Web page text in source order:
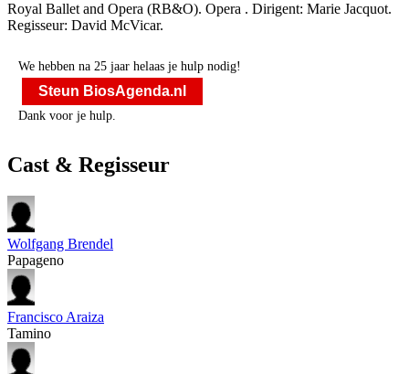
Royal Ballet and Opera (RB&O). Opera . Dirigent: Marie Jacquot.
Regisseur: David McVicar.
We hebben na 25 jaar helaas je hulp nodig!
Steun BiosAgenda.nl
Dank voor je hulp.
Cast & Regisseur
Wolfgang Brendel
Papageno
Francisco Araiza
Tamino